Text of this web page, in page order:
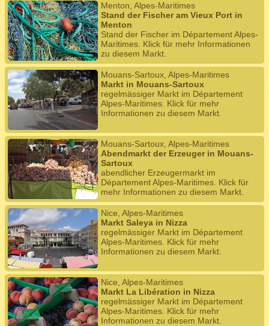
Menton, Alpes-Maritimes
Stand der Fischer am Vieux Port in
Menton
Stand der Fischer im Département Alpes-
Maritimes. Klick für mehr Informationen
zu diesem Markt.
Mouans-Sartoux, Alpes-Maritimes
Markt in Mouans-Sartoux
regelmässiger Markt im Département
Alpes-Maritimes. Klick für mehr
Informationen zu diesem Markt.
Mouans-Sartoux, Alpes-Maritimes
Abendmarkt der Erzeuger in Mouans-
Sartoux
abendlicher Erzeugermarkt im
Département Alpes-Maritimes. Klick für
mehr Informationen zu diesem Markt.
Nice, Alpes-Maritimes
Markt Saleya in Nizza
regelmässiger Markt im Département
Alpes-Maritimes. Klick für mehr
Informationen zu diesem Markt.
Nice, Alpes-Maritimes
Markt La Libération in Nizza
regelmässiger Markt im Département
Alpes-Maritimes. Klick für mehr
Informationen zu diesem Markt.